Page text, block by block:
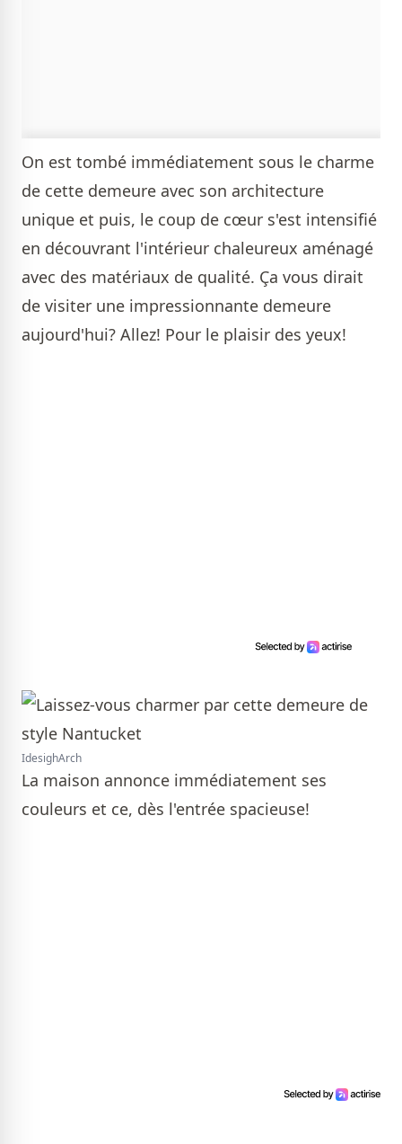
On est tombé immédiatement sous le charme
de cette demeure avec son architecture
unique et puis, le coup de cœur s'est intensifié
en découvrant l'intérieur chaleureux aménagé
avec des matériaux de qualité. Ça vous dirait
de visiter une impressionnante demeure
aujourd'hui? Allez! Pour le plaisir des yeux!
IdesighArch
La maison annonce immédiatement ses
couleurs et ce, dès l'entrée spacieuse!